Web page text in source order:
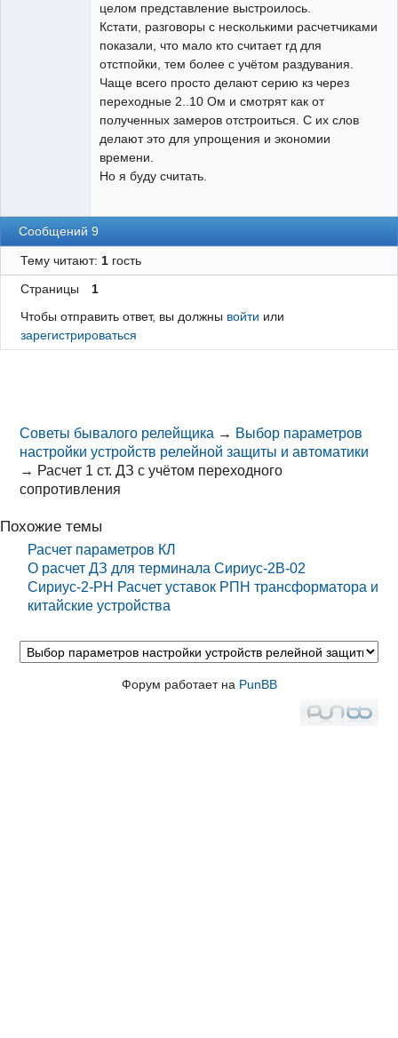
целом представление выстроилось.
Кстати, разговоры с несколькими расчетчиками
показали, что мало кто считает rд для
отстпойки, тем более с учётом раздувания.
Чаще всего просто делают серию кз через
переходные 2..10 Ом и смотрят как от
полученных замеров отстроиться. С их слов
делают это для упрощения и экономии
времени.
Но я буду считать.
Сообщений 9
Тему читают: 1гость
Страницы
1
Чтобы отправить ответ, вы должны войти или
зарегистрироваться
Советы бывалого релейщика → Выбор параметров
настройки устройств релейной защиты и автоматики
→ Расчет 1 ст. ДЗ с учётом переходного
сопротивления
Похожие темы
Расчет параметров КЛ
О расчет ДЗ для терминала Сириус-2В-02
Сириус-2-РН Расчет уставок РПН трансформатора и
китайские устройства
Форум работает на PunBB